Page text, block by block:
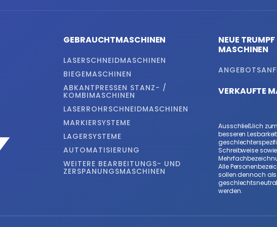
GEBRAUCHTMASCHINEN
LASERSCHNEIDMASCHINEN
BIEGEMASCHINEN
ABKANTPRESSEN STANZ- /
KOMBIMASCHINEN
LASERROHRSCHNEIDMASCHINEN
MARKIERSYSTEME
LAGERSYSTEME
AUTOMATISIERUNG
WEITERE BEARBEITUNGS- UND
ZERSPANUNGSMASCHINEN
NEUE TRUMPF
MASCHINEN
VERKAUFTE
Ausschließlich
besseren
Schreibweise
Alle
sollen dennoch als
werden.